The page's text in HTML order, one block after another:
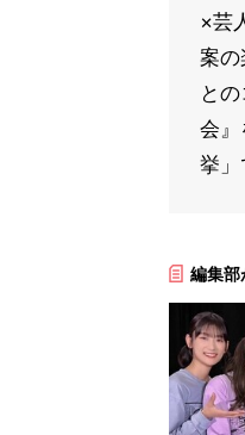
×芸
案の
と
会』
挙」
編集部